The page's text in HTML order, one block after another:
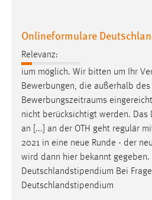
Onlineformulare
Relevanz:
ium möglich. Wir bitten um Ihr
Bewerbungen, die außerhalb des
Bewerbungszeitraums
nicht berücksichtigt werden. Das
an [...] an der OTH geht regulär
2021 in eine neue Runde - der
wird dann hier bekannt gegeben.
Deutschlandstipendium Bei
Deutschlandstipendium